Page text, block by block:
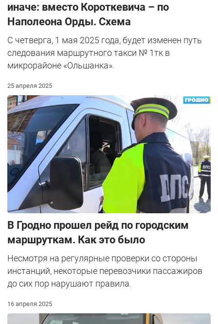
иначе: вместо Короткевича – по
Наполеона Орды. Схема
С четверга, 1 мая 2025 года, будет изменен путь
следования маршрутного такси № 1тк в
микрорайоне «Ольшанка».
25 апреля 2025
В Гродно прошел рейд по городским
маршруткам. Как это было
Несмотря на регулярные проверки со стороны
инстанций, некоторые перевозчики пассажиров
до сих пор нарушают правила.
16 апреля 2025